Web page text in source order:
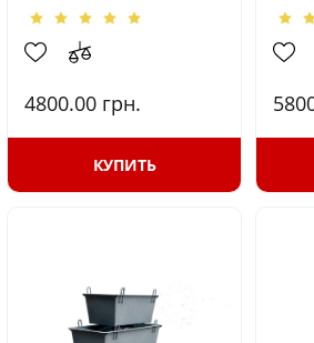
4800.00 грн.
КУПИТЬ